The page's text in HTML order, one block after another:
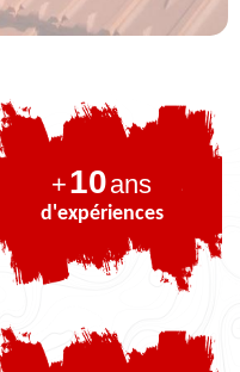
+10ans
d'expériences